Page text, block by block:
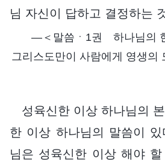
님 자신이 답하고 결정하는
―＜말씀ㆍ1권 하나님의
그리스도만이 사람에게 영생의
성육신한 이상 하나님의
한 이상 하나님의 말씀이
님은 성육신한 이상 해야